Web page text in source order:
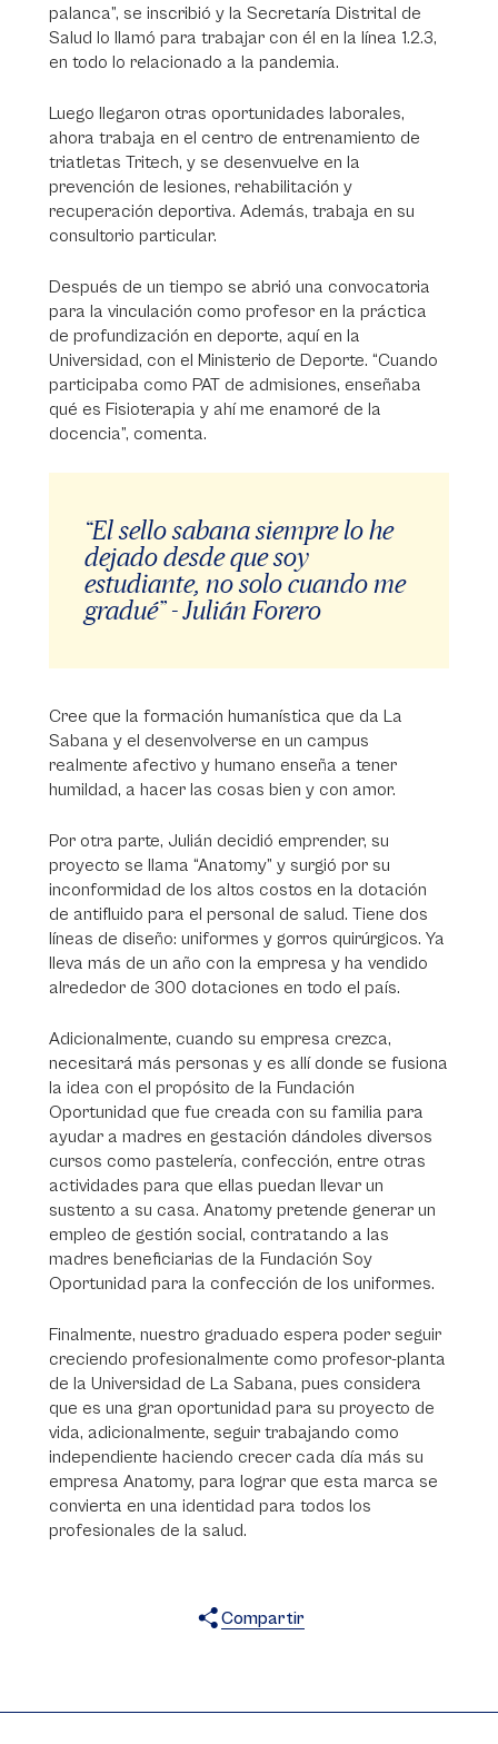
palanca”, se inscribió y la Secretaría Distrital de
Salud lo llamó para trabajar con él en la línea 1.2.3,
en todo lo relacionado a la pandemia.
Luego llegaron otras oportunidades laborales,
ahora trabaja en el centro de entrenamiento de
triatletas Tritech, y se desenvuelve en la
prevención de lesiones, rehabilitación y
recuperación deportiva. Además, trabaja en su
consultorio particular.
Después de un tiempo se abrió una convocatoria
para la vinculación como profesor en la práctica
de profundización en deporte, aquí en la
Universidad, con el Ministerio de Deporte. “Cuando
participaba como PAT de admisiones, enseñaba
qué es Fisioterapia y ahí me enamoré de la
docencia”, comenta.
“El sello sabana siempre lo he
dejado desde que soy
estudiante, no solo cuando me
gradué” - Julián Forero
Cree que la formación humanística que da La
Sabana y el desenvolverse en un campus
realmente afectivo y humano enseña a tener
humildad, a hacer las cosas bien y con amor.
Por otra parte, Julián decidió emprender, su
proyecto se llama “Anatomy” y surgió por su
inconformidad de los altos costos en la dotación
de antifluido para el personal de salud. Tiene dos
líneas de diseño: uniformes y gorros quirúrgicos. Ya
lleva más de un año con la empresa y ha vendido
alrededor de 300 dotaciones en todo el país.
Adicionalmente, cuando su empresa crezca,
necesitará más personas y es allí donde se fusiona
la idea con el propósito de la Fundación
Oportunidad que fue creada con su familia para
ayudar a madres en gestación dándoles diversos
cursos como pastelería, confección, entre otras
actividades para que ellas puedan llevar un
sustento a su casa. Anatomy pretende generar un
empleo de gestión social, contratando a las
madres beneficiarias de la Fundación Soy
Oportunidad para la confección de los uniformes.
Finalmente, nuestro graduado espera poder seguir
creciendo profesionalmente como profesor-planta
de la Universidad de La Sabana, pues considera
que es una gran oportunidad para su proyecto de
vida, adicionalmente, seguir trabajando como
independiente haciendo crecer cada día más su
empresa Anatomy, para lograr que esta marca se
convierta en una identidad para todos los
profesionales de la salud.
Compartir